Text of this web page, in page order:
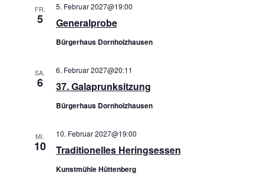
FR.
5 Generalprobe
5. Februar 2027@19:00
Bürgerhaus Dornholzhausen
SA.
6 37. Galaprunksitzung
6. Februar 2027@20:11
Bürgerhaus Dornholzhausen
MI.
10 Traditionelles Heringsessen
10. Februar 2027@19:00
Kunstmühle Hüttenberg